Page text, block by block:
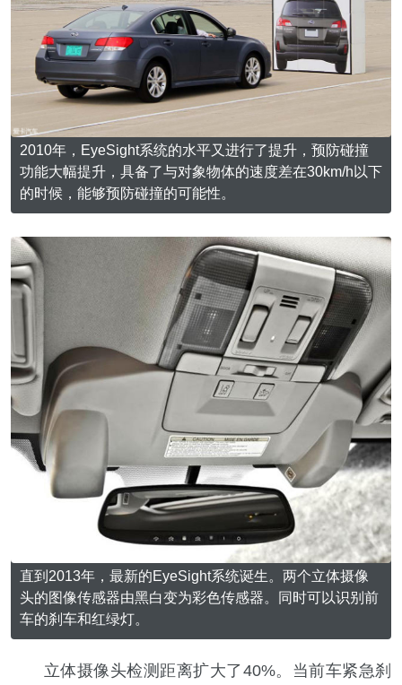
2010年，EyeSight系统的水平又进行了提升，预防碰撞
功能大幅提升，具备了与对象物体的速度差在30km/h以下
的时候，能够预防碰撞的可能性。
直到2013年，最新的EyeSight系统诞生。两个立体摄像
头的图像传感器由黑白变为彩色传感器。同时可以识别前
车的刹车和红绿灯。
立体摄像头检测距离扩大了40%。当前车紧急刹